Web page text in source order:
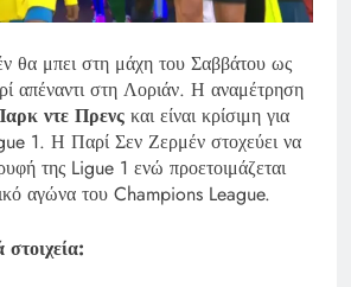
θα μπει στη μάχη του Σαββάτου ως
απέναντι στη Λοριάν. Η αναμέτρηση
ντε Πρενς και είναι κρίσιμη για
1. Η Παρί Σεν Ζερμέν στοχεύει να
της Ligue 1 ενώ προετοιμάζεται
αγώνα του Champions League.